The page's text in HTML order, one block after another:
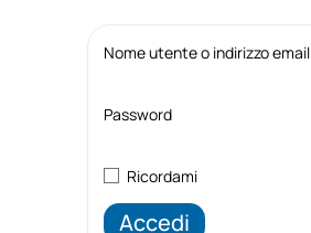
Nome utente o indirizzo email
Password
Ricordami